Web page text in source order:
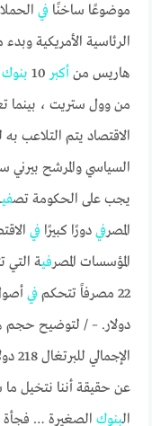
موضوعًا ساخنًافي
الرئاسية الأمريكية
هاريس من أكبر بنوك
من وول ستريت ، بينما
الاقتصاد يتم التلاعب
السياسي والمرشح بيرني
يجب على الحكومة تصفي
المصرفي دورًا كبيرًافي
المؤسسات المصرفية
22 مصرفاً تتحكم
في
دولار. – / لتوضيح حجم
عن حقيقة أننا نتخيل
البنوك الصغيرة …